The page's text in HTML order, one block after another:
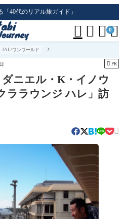
40代のリアル旅ガイド」
   0
JAL/ワンワールド
 PR
ダニエル・K・イノウ
ララウンジ ハレ」訪
